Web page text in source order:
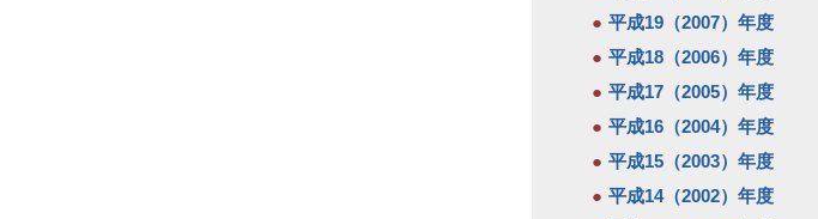
平成19（2007）年度
平成18（2006）年度
平成17（2005）年度
平成16（2004）年度
平成15（2003）年度
平成14（2002）年度